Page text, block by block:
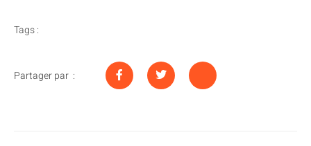
Tags :
Partager par :